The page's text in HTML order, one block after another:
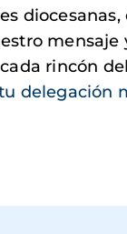
diocesanas,
mensaje
rincón
delegación